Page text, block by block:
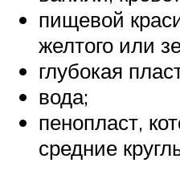
пищевой
желтого или
глубокая
вода;
пенопласт,
средние